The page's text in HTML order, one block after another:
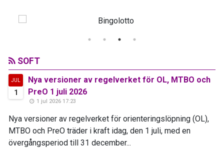
SOFT
JUL
1
Nya versioner av regelverket för OL, MTBO och
PreO 1 juli 2026
1 jul 2026 17:23
Nya versioner av regelverket för orienteringslöpning (OL),
MTBO och PreO träder i kraft idag, den 1 juli, med en
övergångsperiod till 31 december...